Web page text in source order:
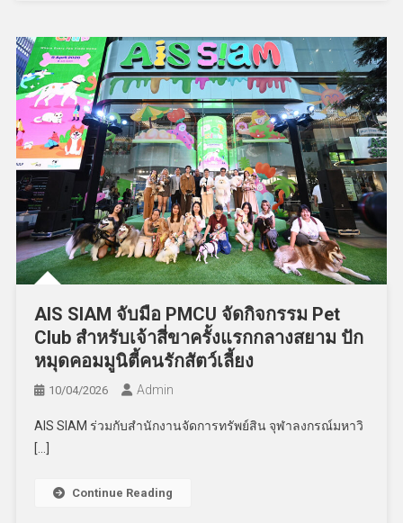
AIS SIAM จับมือ PMCU จัดกิจกรรม Pet
Club สำหรับเจ้าสี่ขาครั้งแรกกลางสยาม ปัก
หมุดคอมมูนิตี้คนรักสัตว์เลี้ยง
10/04/2026 Admin
AIS SIAM ร่วมกับสำนักงานจัดการทรัพย์สิน จุฬาลงกรณ์มหาวิ
[…]
Continue Reading